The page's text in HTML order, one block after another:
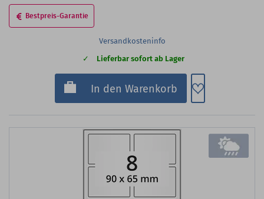
Bestpreis-Garantie
Versandkosteninfo
Lieferbar sofort ab Lager
In den Warenkorb Zum